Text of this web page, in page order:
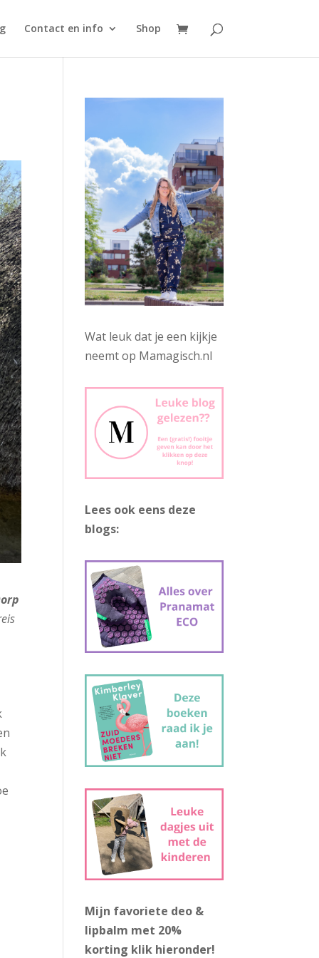
Contact en info Shop
Wat leuk dat je een kijkje
neemt op Mamagisch.nl
Lees ook eens deze
blogs:
Mijn favoriete deo &
lipbalm met 20%
korting klik hieronder!